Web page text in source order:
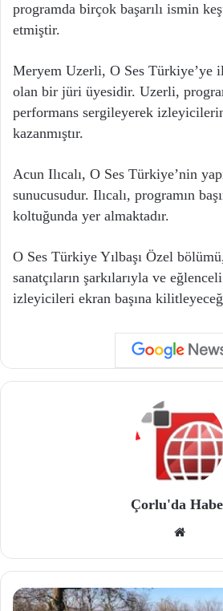
programda birçok başarılı ismin
etmiştir.
Meryem Uzerli, O Ses Türkiye’ye
olan bir jüri üyesidir. Uzerli,
performans sergileyerek
kazanmıştır.
Acun Ilıcalı, O Ses Türkiye’nin
sunucusudur. Ilıcalı, programın
koltuğunda yer almaktadır.
O Ses Türkiye Yılbaşı Özel
sanatçıların şarkılarıyla ve
izleyicileri ekran başına
Çorlu'da
site
si